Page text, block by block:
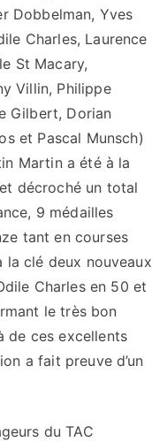
Dobbelman, Yves
Charles, Laurence
St Macary,
Villin, Philippe
Gilbert, Dorian
et Pascal Munsch)
Martin a été à la
décroché un total
9 médailles
tant en courses
la clé deux nouveaux
Charles en 50 et
le très bon
de ces excellents
a fait preuve d’un
du TAC